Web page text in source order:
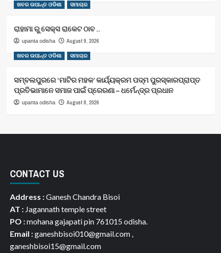
ଖବର ଉପାନ୍ତ ଓଡିଶା ସମାଚାର
ରାହାମା ରୁ ସେକ୍ସ ରାକେଟ ଠାବ ..
upanta odisha August 9, 2026
ଖବର ଉପାନ୍ତ ଓଡିଶା ସମାଚାର
ସମ୍ବଲପୁରରେ ‘ମାଟିର ମହକ’ କାର୍ଯ୍ୟକ୍ରମ ପଦ୍ମ ପୁରସ୍କାରପ୍ରାପ୍ତ
ପ୍ରତିଭାମାନେ ସମାଜ ପାଇଁ ପ୍ରେରଣା – ଧର୍ମେନ୍ଦ୍ର ପ୍ରଧାନ
upanta odisha August 8, 2026
CONTACT US
Address :Ganesh Chandra Bisoi
AT : Jagannath temple street
PO :mohana gajapati pin 761015 odisha.
Email :ganeshbisoi010@gmail.com ,
ganeshbisoi15@gmail.com